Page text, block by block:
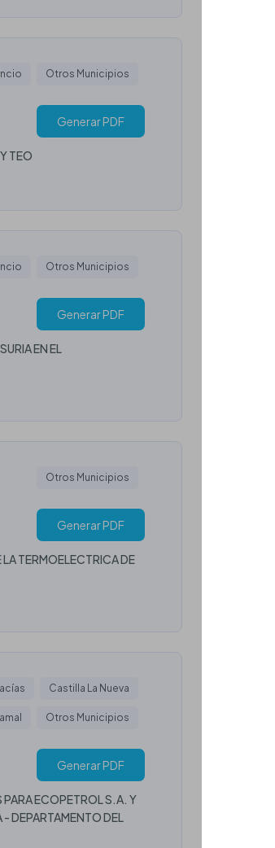
Otros Municipios
Generar PDF
TEO
Otros Municipios
Generar PDF
EN EL
Otros Municipios
Generar PDF
TERMOELECTRICA DE
Castilla La Nueva
Otros Municipios
Generar PDF
PARA ECOPETROL S.A. Y
- DEPARTAMENTO DEL